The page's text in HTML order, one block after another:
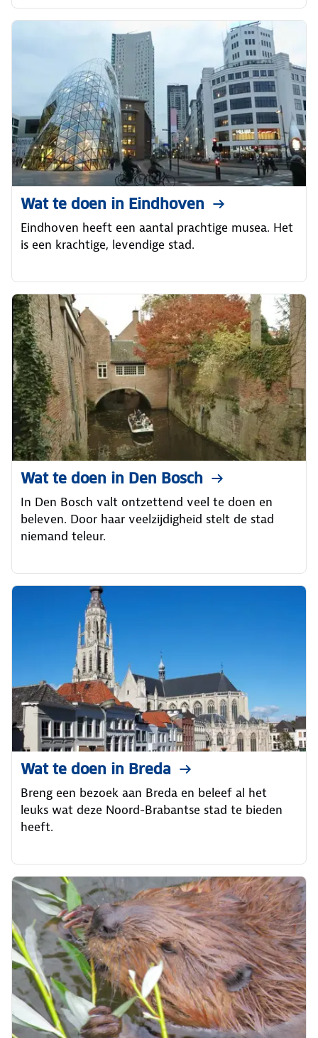
Wat te doen in Eindhoven
Eindhoven heeft een aantal prachtige musea. Het
is een krachtige, levendige stad.
Wat te doen in Den Bosch
In Den Bosch valt ontzettend veel te doen en
beleven. Door haar veelzijdigheid stelt de stad
niemand teleur.
Wat te doen in Breda
Breng een bezoek aan Breda en beleef al het
leuks wat deze Noord-Brabantse stad te bieden
heeft.